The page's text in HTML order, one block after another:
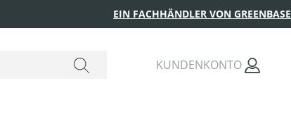
EIN FACHHÄNDLER VON GREENBASE
KUNDENKONTO